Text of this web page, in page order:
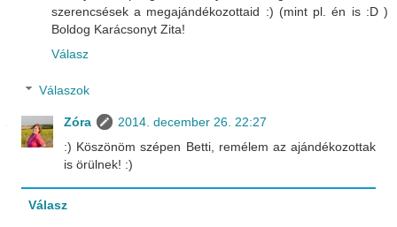
szerencsések a megajándékozottaid :) (mint pl. én is :D )
Boldog Karácsonyt Zita!
Válasz
Válaszok
Zóra
2014. december 26. 22:27
:) Köszönöm szépen Betti, remélem az ajándékozottak
is örülnek! :)
Válasz